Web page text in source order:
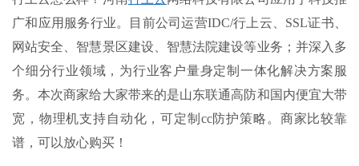
广和应用服务行业。目前公司运营IDC/行上云、SSL证书、
网站安全、智慧景区建设、智慧法院建设等业务；并深入多
个细分行业领域，为行业客户量身定制一体化解决方案服
务。本次商家给大家带来的是山东联通高防和国内便宜大带
宽，物理机支持自动化，可定制cc防护策略。商家比较靠
谱，可以放心购买！